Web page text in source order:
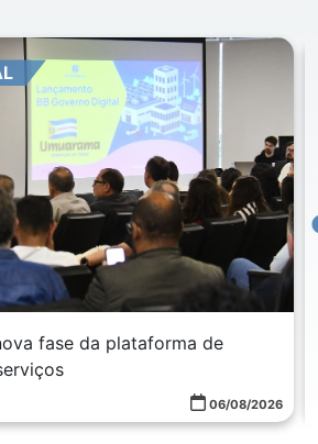
fase da plataforma de
06/08/2026